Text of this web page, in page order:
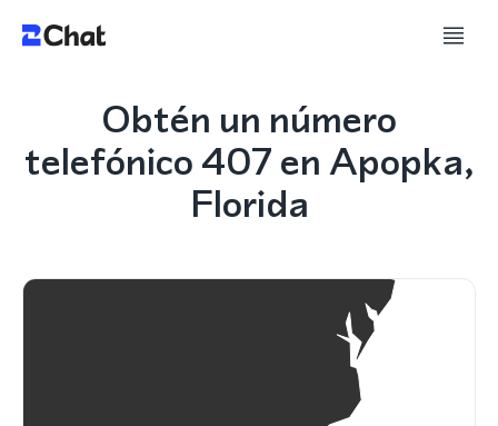
Obtén un número
telefónico 407 en Apopka,
Florida